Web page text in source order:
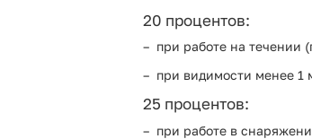
20 процентов:
при работе на течении
при видимости менее 1
25 процентов:
при работе в